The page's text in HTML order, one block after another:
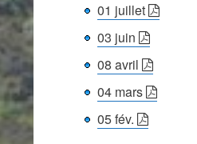
01 juillet
03 juin
08 avril
04 mars
05 fév.